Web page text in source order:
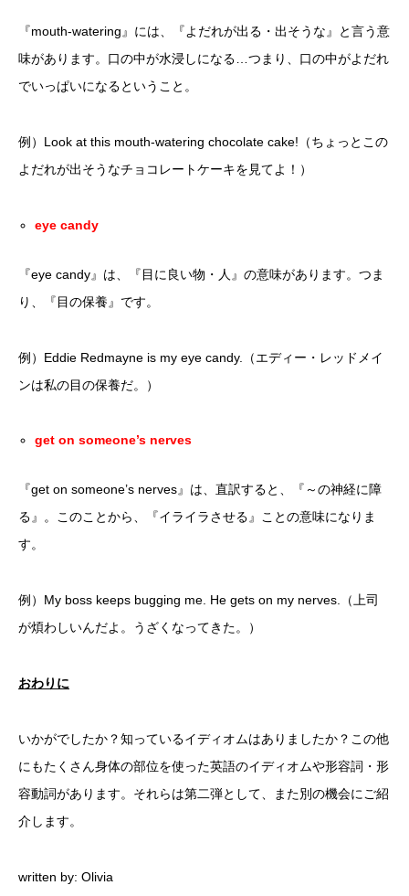
『mouth-watering』には、『よだれが出る・出そうな』と言う意
味があります。口の中が水浸しになる…つまり、口の中がよだれ
でいっぱいになるということ。
例）Look at this mouth-watering chocolate cake!（ちょっとこの
よだれが出そうなチョコレートケーキを見てよ！）
eye candy
『eye candy』は、『目に良い物・人』の意味があります。つま
り、『目の保養』です。
例）Eddie Redmayne is my eye candy.（エディー・レッドメイ
ンは私の目の保養だ。）
get on someone’s nerves
『get on someone’s nerves』は、直訳すると、『～の神経に障
る』。このことから、『イライラさせる』ことの意味になりま
す。
例）My boss keeps bugging me. He gets on my nerves.（上司
が煩わしいんだよ。うざくなってきた。）
おわりに
いかがでしたか？知っているイディオムはありましたか？この他
にもたくさん身体の部位を使った英語のイディオムや形容詞・形
容動詞があります。それらは第二弾として、また別の機会にご紹
介します。
written by: Olivia